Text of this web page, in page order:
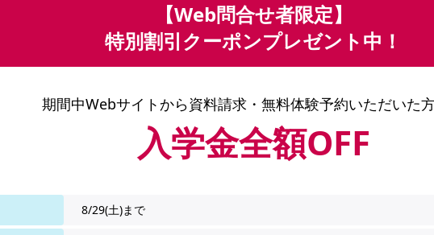
【Web問合せ者限定】
特別割引クーポンプレゼント中！
期間中Webサイトから資料請求・無料体験予約いただいた方
入学金全額OFF
8/29(土)まで